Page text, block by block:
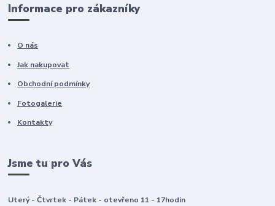
Informace pro zákazníky
O nás
Jak nakupovat
Obchodní podmínky
Fotogalerie
Kontakty
Jsme tu pro Vás
Uterý - Čtvrtek - Pátek - otevřeno 11 - 17hodin